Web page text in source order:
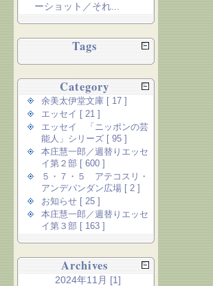
ーショット／それ...
Tags
Category
余美太伊堂文庫 [ 17 ]
エッセイ [ 21 ]
エッセイ 「ニッポンの芸
能人」シリーズ [ 95 ]
本庄慧一郎／週替りエッセ
イ第２部 [ 600 ]
５・７・５ アテコスリ・
アンデパンダン広場 [ 2 ]
お知らせ [ 25 ]
本庄慧一郎／週替りエッセ
イ第３部 [ 163 ]
Archives
2024年11月 [1]